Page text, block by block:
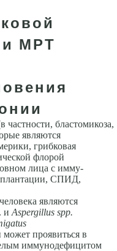
МРТ
бластомикоза,
являются
грибковая
флорой
лица с имму­
СПИД,
являются
. и Aspergillus spp.
про­явиться в
иммунодефицитом